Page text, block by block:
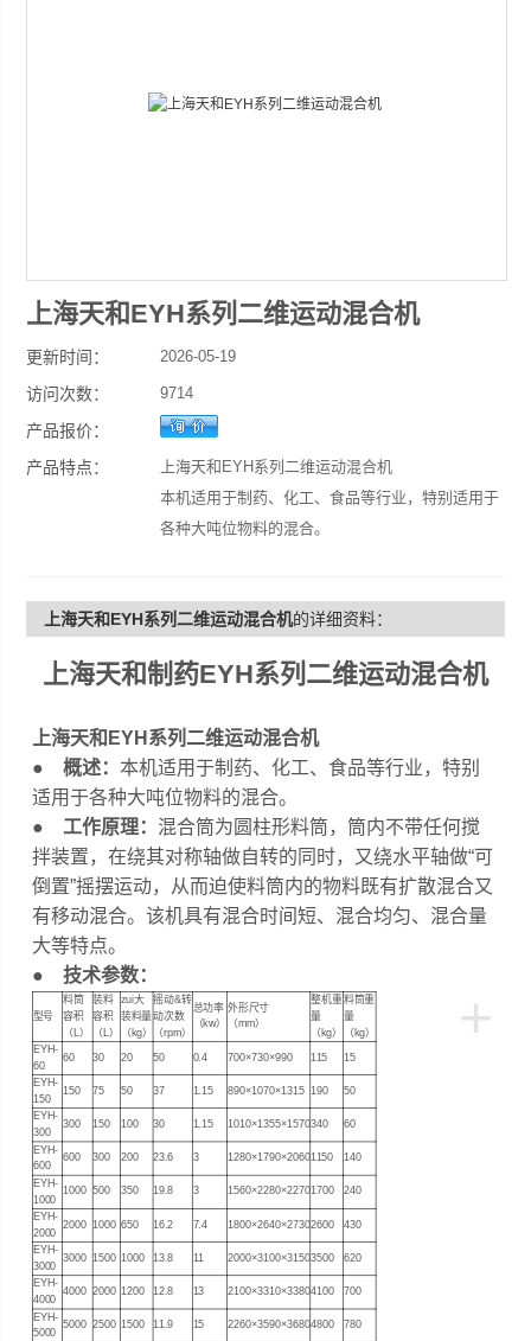
上海天和EYH系列二维运动混合机
更新时间： 2026-05-19
访问次数： 9714
产品报价：
产品特点：
上海天和EYH系列二维运动混合机
本机适用于制药、化工、食品等行业，特别适用于
各种大吨位物料的混合。
上海天和EYH系列二维运动混合机的详细资料：
上海天和制药EYH系列二维运动混合机
上海天和EYH系列二维运动混合机
● 概述：本机适用于制药、化工、食品等行业，特别
适用于各种大吨位物料的混合。
● 工作原理： 混合筒为圆柱形料筒，筒内不带任何搅
拌装置，在绕其对称轴做自转的同时，又绕水平轴做“可
倒置”摇摆运动，从而迫使料筒内的物料既有扩散混合又
有移动混合。该机具有混合时间短、混合均匀、混合量
大等特点。
● 技术参数：
+
型号
料筒
容积
（L）
装料
容积
（L）
zui大
装料量
（kg）
摇动&转
动次数
（rpm）
总功率
（kw）
外形尺寸
（mm）
整机重
量
（kg）
料筒重
量
（kg）
EYH-
60
60 30 20 50 0.4 700×730×990 115 15
EYH-
150
150 75 50 37 1.15 890×1070×1315 190 50
EYH-
300
300 150 100 30 1.15 1010×1355×1570340 60
EYH-
600
600 300 200 23.6 3 1280×1790×20601150 140
EYH-
1000
1000 500 350 19.8 3 1560×2280×22701700 240
EYH-
2000
2000 1000 650 16.2 7.4 1800×2640×27302600 430
EYH-
3000
3000 1500 1000 13.8 11 2000×3100×31503500 620
EYH-
4000
4000 2000 1200 12.8 13 2100×3310×33804100 700
EYH-
5000
5000 2500 1500 11.9 15 2260×3590×36804800 780